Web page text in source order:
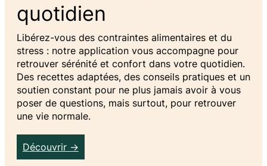
quotidien
Libérez-vous des contraintes alimentaires et du
stress : notre application vous accompagne pour
retrouver sérénité et confort dans votre quotidien.
Des recettes adaptées, des conseils pratiques et un
soutien constant pour ne plus jamais avoir à vous
poser de questions, mais surtout, pour retrouver
une vie normale.
Découvrir →